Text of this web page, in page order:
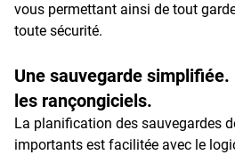
vous permettant ainsi de tout
toute sécurité.
Une sauvegarde
les rançongiciels.
La planification des sauvegardes
importants est facilitée avec le